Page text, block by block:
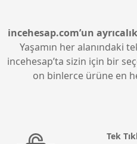
incehesap.com’un
Yaşamın her alanındaki
incehesap’ta sizin için bir
on binlerce ürüne en
Tek